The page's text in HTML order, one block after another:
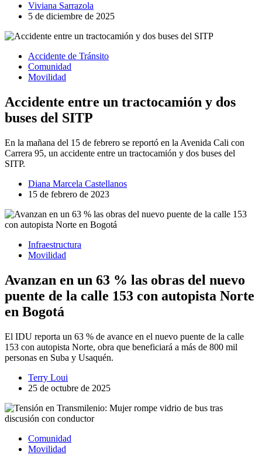
Viviana Sarrazola
5 de diciembre de 2025
Accidente de Tránsito
Comunidad
Movilidad
Accidente entre un tractocamión y dos
buses del SITP
En la mañana del 15 de febrero se reportó en la Avenida Cali con
Carrera 95, un accidente entre un tractocamión y dos buses del
SITP.
Diana Marcela Castellanos
15 de febrero de 2023
Infraestructura
Movilidad
Avanzan en un 63 % las obras del nuevo
puente de la calle 153 con autopista Norte
en Bogotá
El IDU reporta un 63 % de avance en el nuevo puente de la calle
153 con autopista Norte, obra que beneficiará a más de 800 mil
personas en Suba y Usaquén.
Terry Loui
25 de octubre de 2025
Comunidad
Movilidad